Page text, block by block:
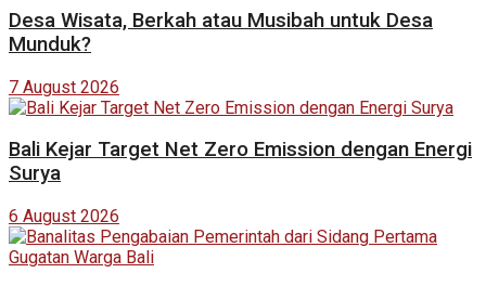
Desa Wisata, Berkah atau Musibah untuk Desa
Munduk?
7 August 2026
Bali Kejar Target Net Zero Emission dengan Energi
Surya
6 August 2026